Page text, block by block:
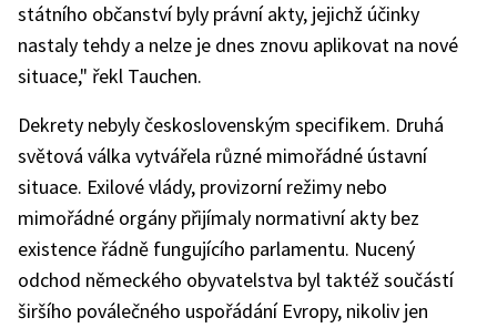
státního občanství byly právní akty, jejichž účinky
nastaly tehdy a nelze je dnes znovu aplikovat na nové
situace," řekl Tauchen.
Dekrety nebyly československým specifikem. Druhá
světová válka vytvářela různé mimořádné ústavní
situace. Exilové vlády, provizorní režimy nebo
mimořádné orgány přijímaly normativní akty bez
existence řádně fungujícího parlamentu. Nucený
odchod německého obyvatelstva byl taktéž součástí
širšího poválečného uspořádání Evropy, nikoliv jen